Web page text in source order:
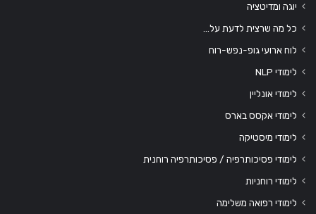
יוגה ומדיטציה
כל מה שרצית לדעת על…
לוח ארועי גופ-נפש-רוח
לימודי NLP
לימודי אונליין
לימודי אקסס בארס
לימודי מיסטיקה
לימודי פסיכותרפיה / פסיכותרפיה רוחנית
לימודי רוחניות
לימודי רפואה משלימה